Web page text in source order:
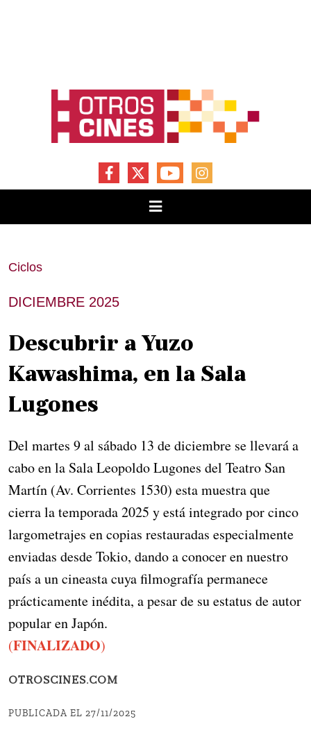
FACEBOOKYOUTUBEINSTAGRAM
Ciclos
DICIEMBRE 2025
Descubrir a Yuzo
Kawashima, en la Sala
Lugones
Del martes 9 al sábado 13 de diciembre se llevará a
cabo en la Sala Leopoldo Lugones del Teatro San
Martín (Av. Corrientes 1530) esta muestra que
cierra la temporada 2025 y está integrado por cinco
largometrajes en copias restauradas especialmente
enviadas desde Tokio, dando a conocer en nuestro
país a un cineasta cuya filmografía permanece
prácticamente inédita, a pesar de su estatus de autor
popular en Japón.
(FINALIZADO)
OTROSCINES.COM
PUBLICADA EL 27/11/2025